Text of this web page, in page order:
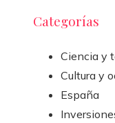
Categorías
Ciencia y
Cultura y
España